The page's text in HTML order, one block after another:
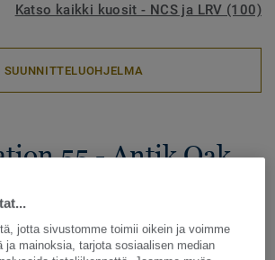
Katso kaikki kuosit - NCS ja LRV (100)
SUUNNITTELUOHJELMA
55 - Antik Oak
entistä parempaa modulaarisuutta,
muuttaa helposti vastaamaan
jotta sivustomme toimii oikein ja voimme
ja mainoksia, tarjota sosiaalisen median